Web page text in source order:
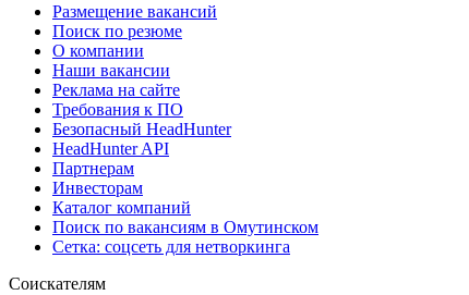
Размещение вакансий
Поиск по резюме
О компании
Наши вакансии
Реклама на сайте
Требования к ПО
Безопасный HeadHunter
HeadHunter API
Партнерам
Инвесторам
Каталог компаний
Поиск по вакансиям в Омутинском
Сетка: соцсеть для нетворкинга
Соискателям